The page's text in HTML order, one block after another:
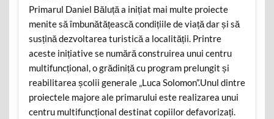
Primarul Daniel Băluță a inițiat mai multe proiecte
menite să îmbunătățească condițiile de viață dar și să
susțină dezvoltarea turistică a localității. Printre
aceste inițiative se numără construirea unui centru
multifuncțional, o grădiniță cu program prelungit și
reabilitarea școlii generale „Luca Solomon”.Unul dintre
proiectele majore ale primarului este realizarea unui
centru multifuncțional destinat copiilor defavorizați.